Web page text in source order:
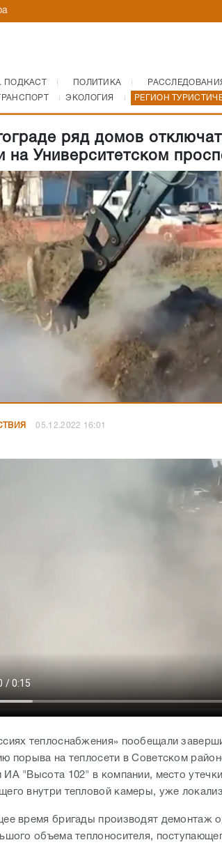
ПОДКАСТ ПОЛИТИКА
ТРАНСПОРТ ЭКОЛОГИЯ РЕГИОН
ряд домов
на Университетском
05.12.2022 16:01
теплоснабжения» пообещали
порыва на теплосети в Советском
"Высота 102" в компании, место
внутри тепловой камеры, уже
время бригады производят демонтаж
объема теплоносителя,